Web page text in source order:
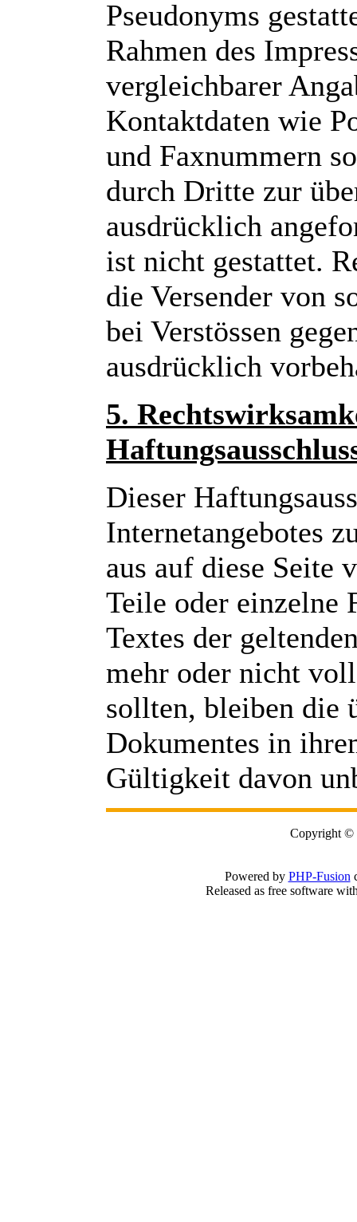
Pseudonyms
Rahmen des
vergleichbarer
Kontaktdaten wie
und Faxnummern
durch Dritte zur
ausdrücklich
ist nicht gestattet.
die Versender von
bei Verstössen
ausdrücklich
5.
Dieser
Internetangebotes
aus auf diese Seite
Teile oder einzelne
Textes der
mehr oder nicht
sollten, bleiben die
Dokumentes in
Gültigkeit davon
Copyright ©
Powered by PHP-Fusion
Released as free software